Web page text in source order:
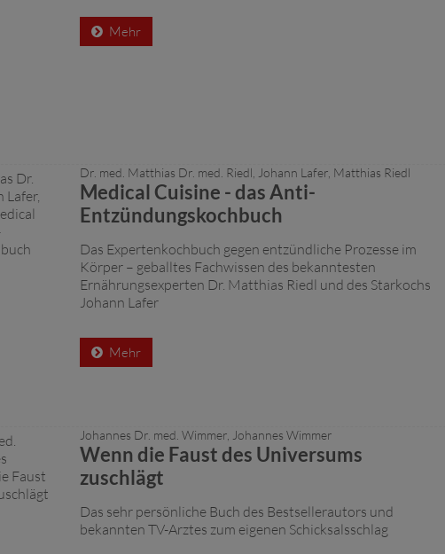
Mehr
Dr. med. Matthias Dr. med. Riedl, Johann Lafer, Matthias Riedl
Medical Cuisine - das Anti-
Entzündungskochbuch
Das Expertenkochbuch gegen entzündliche Prozesse im
Körper – geballtes Fachwissen des bekanntesten
Ernährungsexperten Dr. Matthias Riedl und des Starkochs
Johann Lafer
Mehr
Johannes Dr. med. Wimmer, Johannes Wimmer
Wenn die Faust des Universums
zuschlägt
Das sehr persönliche Buch des Bestsellerautors und
bekannten TV-Arztes zum eigenen Schicksalsschlag